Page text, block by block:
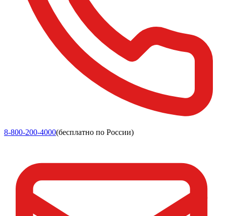
8-800-200-4000(бесплатно по России)